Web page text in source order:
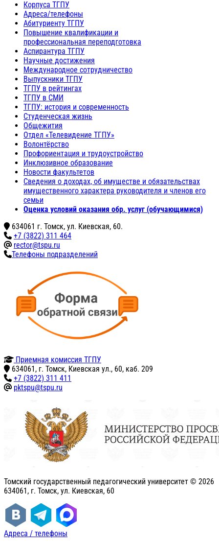
Корпуса ТГПУ
Адреса/телефоны
Абитуриенту ТГПУ
Повышение квалификации и
профессиональная переподготовка
Аспирантура ТГПУ
Научные достижения
Международное сотрудничество
Выпускники ТГПУ
ТГПУ в рейтингах
ТГПУ в СМИ
ТГПУ: история и современность
Студенческая жизнь
Общежития
Отдел «Телевидение ТГПУ»
Волонтёрство
Профориентация и трудоустройство
Инклюзивное образование
Новости факультетов
Сведения о доходах, об имуществе и обязательствах
имущественного характера руководителя и членов его
семьи
Оценка условий оказания обр. услуг (обучающимися)
634061 г. Томск, ул. Киевская, 60.
+7 (3822) 311 464
rector@tspu.ru
Телефоны подразделений
Приемная комиссия ТГПУ
634061, г. Томск, Киевская ул., 60, каб. 209
+7 (3822) 311 411
pktspu@tspu.ru
Томский государственный педагогический университет © 2026
634061, г. Томск, ул. Киевская, 60
Адреса / телефоны